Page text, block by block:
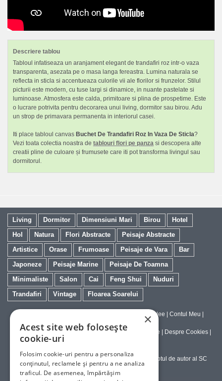
Descriere tablou
Tabloul infatiseaza un aranjament elegant de trandafiri roz intr-o vaza
transparenta, asezata pe o masa langa fereastra. Lumina naturala se
reflecta in sticla si accentueaza culorile vii ale florilor si frunzelor. Stilul
picturii este modern, cu tuse largi si dinamice, in nuante pastelate si
luminoase. Atmosfera este calda, primitoare si plina de prospetime. Este
o lucrare potrivita pentru decorarea unui living, dormitor sau birou. Adu
un strop de primavara permanenta in interiorul casei.
Iti place tabloul canvas Buchet De Trandafiri Roz In Vaza De Sticla?
Vezi toata colectia noastra de tablouri flori pe panza si descopera alte
creatii pline de culoare și frumusete care iti pot transforma livingul sau
dormitorul.
Living Dormitor Dimensiuni Mari Birou
Hotel
Hol
Natura Flori Abstracte
Peisaje Abstracte
Artistice
Orase Frumoase Peisaje de Vara
Bar
Japoneze
Peisaje Marine
Peisaje De Toamna
Minimaliste
Salon Cai Feng Shui
Nuduri
Trandafiri
Vintage Floarea Soarelui
Calitatea Tablourilor Giclee Contul Meu
Tablouri la Comanda
Politica de Livrare si Retur| Politica de Confidentialitate Despre Cookies
Copyright © 2023-2026 - Textele şi imaginile sub dreptul de autor al SC
ArtInvest SRL
×
Acest site web folosește
cookie-uri
Folosim cookie-uri pentru a personaliza
conținutul, reclamele și pentru a ne analiza
traficul. De asemenea, împărtășim